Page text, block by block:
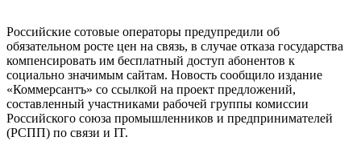
Российские сотовые операторы предупредили об
обязательном росте цен на связь, в случае отказа государства
компенсировать им бесплатный доступ абонентов к
социально значимым сайтам. Новость сообщило издание
«Коммерсантъ» со ссылкой на проект предложений,
составленный участниками рабочей группы комиссии
Российского союза промышленников и предпринимателей
(РСПП) по связи и IT.